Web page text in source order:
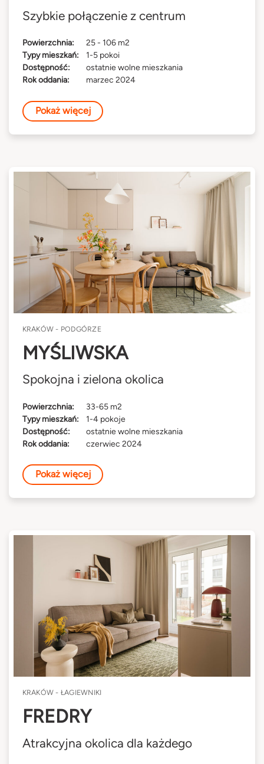
Szybkie połączenie z centrum
Powierzchnia:
25 - 106 m2
Typy mieszkań:
1-5 pokoi
Dostępność:
ostatnie wolne mieszkania
Rok oddania:
marzec 2024
Pokaż więcej
KRAKÓW - PODGÓRZE
MYŚLIWSKA
Spokojna i zielona okolica
Powierzchnia:
33-65 m2
Typy mieszkań:
1-4 pokoje
Dostępność:
ostatnie wolne mieszkania
Rok oddania:
czerwiec 2024
Pokaż więcej
KRAKÓW - ŁAGIEWNIKI
FREDRY
Atrakcyjna okolica dla każdego